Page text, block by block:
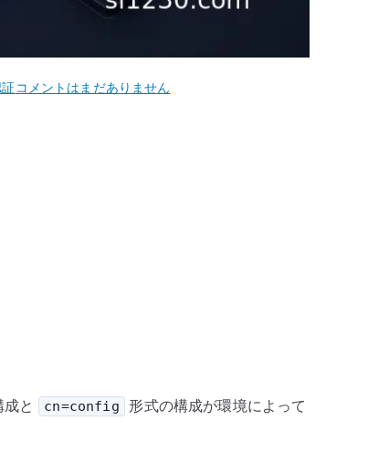
CentOS
デ
コメントはまだありません
と cn=config
形式の構成が環境によって